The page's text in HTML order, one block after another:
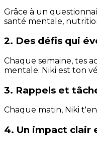
Grâce à un
santé mentale,
2. Des défis qui
Chaque semaine, tes
mentale. Niki est ton
3. Rappels et
Chaque matin, Niki
4. Un impact clair